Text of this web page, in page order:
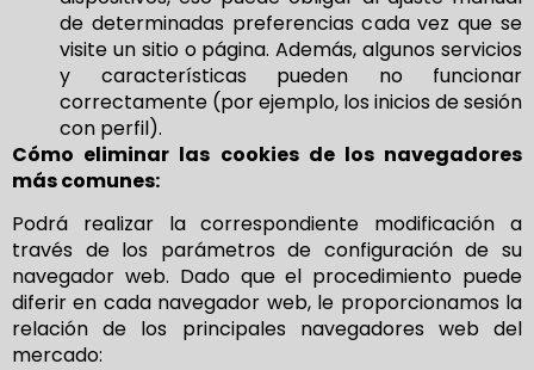
de determinadas preferencias cada vez que se
visite un sitio o página. Además, algunos servicios
y características pueden no funcionar
correctamente (por ejemplo, los inicios de sesión
con perfil).
Cómo eliminar las cookies de los navegadores
más comunes:
Podrá realizar la correspondiente modificación a
través de los parámetros de configuración de su
navegador web. Dado que el procedimiento puede
diferir en cada navegador web, le proporcionamos la
relación de los principales navegadores web del
mercado: